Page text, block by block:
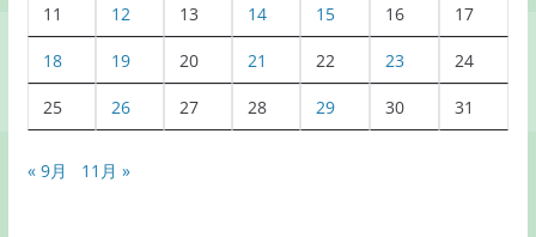
11 12 13 14 15 16 17
18 19 20 21 22 23 24
25 26 27 28 29 30 31
« 9月 11月 »